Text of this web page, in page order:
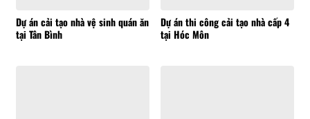
Dự án cải tạo nhà vệ sinh quán ăn
tại Tân Bình
Dự án thi công cải tạo nhà cấp 4
tại Hóc Môn